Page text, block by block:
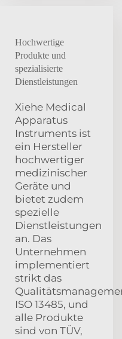
Hochwertige
Produkte und
spezialisierte
Dienstleistungen
Xiehe Medical
Apparatus
Instruments ist
ein Hersteller
hochwertiger
medizinischer
Geräte und
bietet zudem
spezielle
Dienstleistungen
an. Das
Unternehmen
implementiert
strikt das
ISO 13485, und
alle Produkte
sind von TÜV,